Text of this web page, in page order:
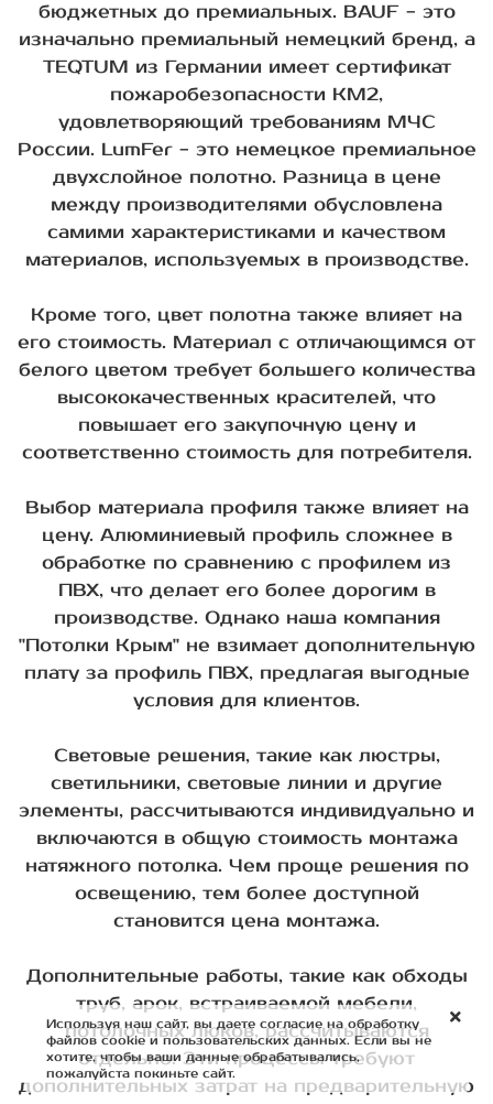
бюджетных до премиальных. BAUF - это
изначально премиальный немецкий бренд, а
TEQTUM из Германии имеет сертификат
пожаробезопасности КМ2,
удовлетворяющий требованиям МЧС
России. LumFer - это немецкое премиальное
двухслойное полотно. Разница в цене
между производителями обусловлена
самими характеристиками и качеством
материалов, используемых в производстве.
Кроме того, цвет полотна также влияет на
его стоимость. Материал с отличающимся от
белого цветом требует большего количества
высококачественных красителей, что
повышает его закупочную цену и
соответственно стоимость для потребителя.
Выбор материала профиля также влияет на
цену. Алюминиевый профиль сложнее в
обработке по сравнению с профилем из
ПВХ, что делает его более дорогим в
производстве. Однако наша компания
"Потолки Крым" не взимает дополнительную
плату за профиль ПВХ, предлагая выгодные
условия для клиентов.
Световые решения, такие как люстры,
светильники, световые линии и другие
элементы, рассчитываются индивидуально и
включаются в общую стоимость монтажа
натяжного потолка. Чем проще решения по
освещению, тем более доступной
становится цена монтажа.
Дополнительные работы, такие как обходы
труб, арок, встраиваемой мебели,
потолочных люков, рассчитываются
отдельно. Эти процессы требуют
дополнительных затрат на предварительную
Используя наш сайт, вы даете согласие на обработку
файлов cookie и пользовательских данных. Если вы не
хотите, чтобы ваши данные обрабатывались,
пожалуйста покиньте сайт.